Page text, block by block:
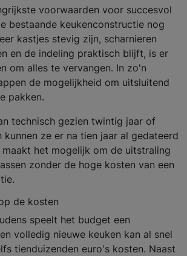
voorwaarden voor succesvol
bestaande keukenconstructie nog
kastjes stevig zijn, scharnieren
en de indeling praktisch blijft, is er
om alles te vervangen. In zo'n
de mogelijkheid om uitsluitend
pakken.
technisch gezien twintig jaar of
kunnen ze er na tien jaar al gedateerd
maakt het mogelijk om de uitstraling
zonder de hoge kosten van een
de kosten
speelt het budget een
volledig nieuwe keuken kan al snel
tienduizenden euro's kosten. Naast